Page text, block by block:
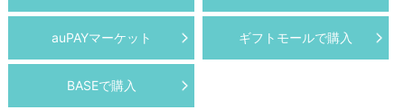
auPAYマーケット ギフトモールで購入
BASEで購入